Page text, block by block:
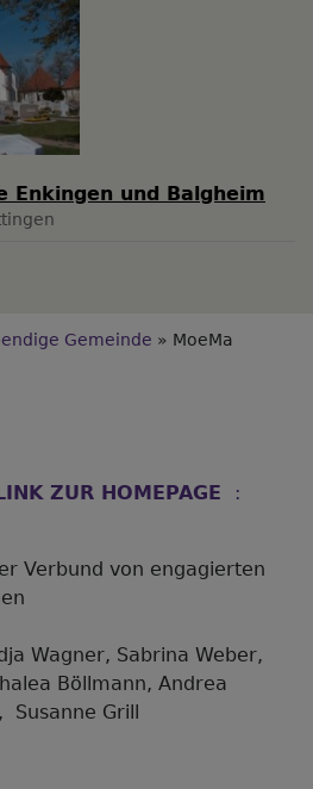
Enkingen und Balgheim
Gemeinde MoeMa
ZUR HOMEPAGE :
Verbund von engagierten
Wagner, Sabrina Weber,
Böllmann, Andrea
Grill